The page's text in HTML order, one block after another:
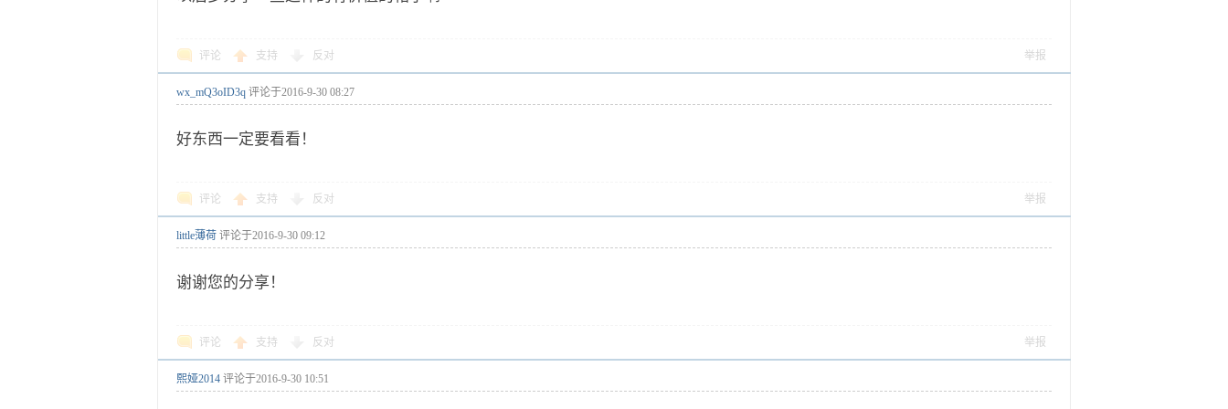
评论 支持 反对 举报
wx_mQ3oID3q 评论于2016-9-30 08:27
好东西一定要看看！
评论 支持 反对 举报
little薄荷 评论于2016-9-30 09:12
谢谢您的分享！
评论 支持 反对 举报
熙娅2014 评论于2016-9-30 10:51